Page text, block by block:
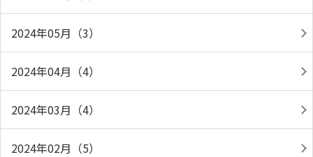
2024年05月（3）
2024年04月（4）
2024年03月（4）
2024年02月（5）